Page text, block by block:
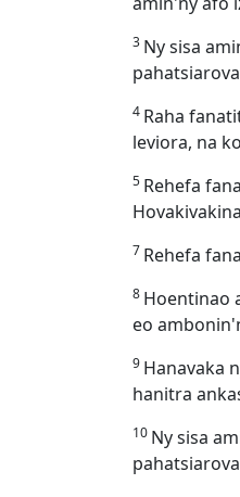
3 Ny sisa
4 Raha
leviora, na
5 Rehefa
7 Rehefa
8 Hoentinao
eo
9 Hanavaka
hanitra
10 Ny sisa